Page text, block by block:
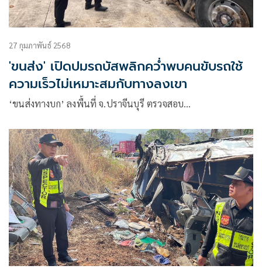
27 กุมภาพันธ์ 2568
'ขนส่ง' เปิดปมรถบัสพลิกคว่ำพบคนขับรถใช้
ความเร็วไม่เหมาะสมกับทางลงเขา
‘ขนส่งทางบก’ ลงพื้นที่ จ.ปราจีนบุรี ตรวจสอบ…